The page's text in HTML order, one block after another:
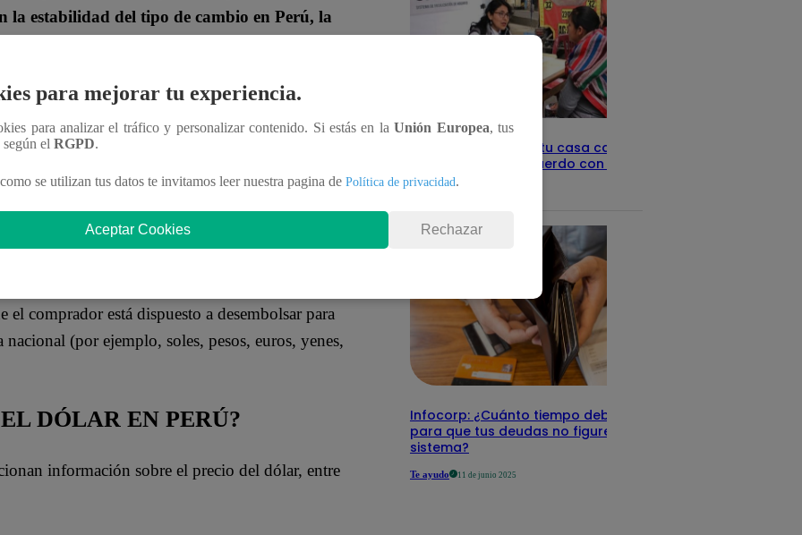
la estabilidad del tipo de cambio en Perú, la
14 DE MAYO DE 2026?
Tributaria (Sunat), el dólar se cotizó
la venta.
ENTRE COMPRA Y
comprador está dispuesto a desembolsar para
(por ejemplo, soles, pesos, euros, yenes,
DÓLAR EN PERÚ?
información sobre el precio del dólar, entre
Revisa con tu DNI si tu casa califica
como pobre, de acuerdo con el Sisfoh
Infocorp: ¿Cuánto tiempo debe pasar
para que tus deudas no figuren en su
sistema?
Te ayudo 11 de junio 2025
para mejorar tu experiencia.
para analizar el tráfico y personalizar contenido. Si estás en laUnión Europea, tus
según el RGPD.
se utilizan tus datos te invitamos leer nuestra pagina de Política de privacidad.
Aceptar Cookies Rechazar